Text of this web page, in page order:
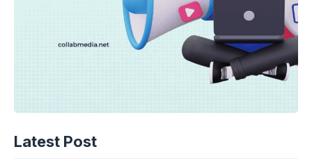
Latest Post